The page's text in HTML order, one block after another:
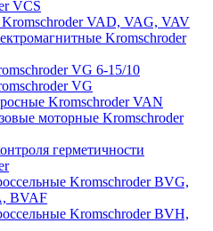
VCS
Kromschroder VAD, VAG, VAV
Kromschroder
VG 6-15/10
VG
Kromschroder VAN
моторные Kromschroder
герметичности
Kromschroder BVG,
BVAF
Kromschroder BVH,